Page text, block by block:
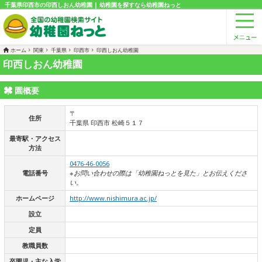
千葉県印西市の印西しおん幼稚園 | 幼稚園を探すなら幼稚園ねっと
ホーム 関東 千葉県 印西市 印西しおん幼稚園
印西しおん幼稚園
園概要
住所
〒
千葉県 印西市 松崎５１７
最寄駅・アクセス
方法
電話番号
0476-46-0056
※お問い合わせの際は「幼稚園ねっとを見た」とお伝えくださ
い。
ホームページ
http://www.nishimura.ac.jp/
設立
定員
教職員数